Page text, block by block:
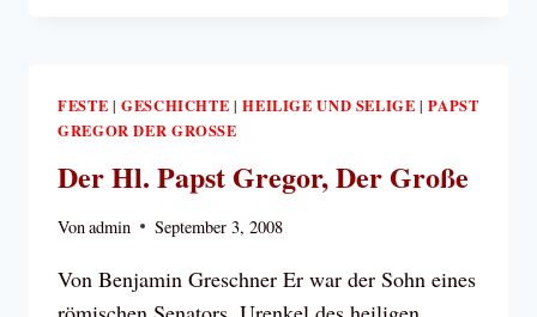
UNS
FESTE |GESCHICHTE |HEILIGE UND SELIGE |PAPST
GREGOR DER GROSSE
Der Hl. Papst Gregor, Der Große
Vonadmin September 3, 2008
Von Benjamin Greschner Er war der Sohn eines